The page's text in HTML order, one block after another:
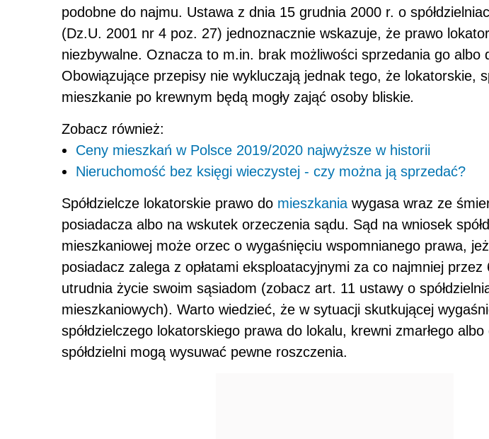
podobne do najmu. Ustawa z dnia 15 grudnia 2000 r. o
(Dz.U. 2001 nr 4 poz. 27) jednoznacznie wskazuje, że prawo
niezbywalne. Oznacza to m.in. brak możliwości sprzedania go albo
Obowiązujące przepisy nie wykluczają jednak tego, że lokatorskie,
mieszkanie po krewnym będą mogły zająć osoby bliskie.
Zobacz również:
Ceny mieszkań w Polsce 2019/2020 najwyższe w historii
Nieruchomość bez księgi wieczystej - czy można ją sprzedać?
Spółdzielcze lokatorskie prawo do mieszkania wygasa wraz ze
posiadacza albo na wskutek orzeczenia sądu. Sąd na wniosek
mieszkaniowej może orzec o wygaśnięciu wspomnianego prawa,
posiadacz zalega z opłatami eksploatacyjnymi za co najmniej przez
utrudnia życie swoim sąsiadom (zobacz art. 11 ustawy o
mieszkaniowych). Warto wiedzieć, że w sytuacji skutkującej
spółdzielczego lokatorskiego prawa do lokalu, krewni zmarłego
spółdzielni mogą wysuwać pewne roszczenia.